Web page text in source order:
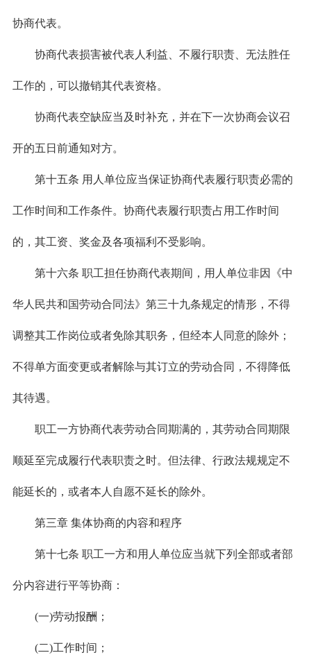
协商代表。
协商代表损害被代表人利益、不履行职责、无法胜任
工作的，可以撤销其代表资格。
协商代表空缺应当及时补充，并在下一次协商会议召
开的五日前通知对方。
第十五条 用人单位应当保证协商代表履行职责必需的
工作时间和工作条件。协商代表履行职责占用工作时间
的，其工资、奖金及各项福利不受影响。
第十六条 职工担任协商代表期间，用人单位非因《中
华人民共和国劳动合同法》第三十九条规定的情形，不得
调整其工作岗位或者免除其职务，但经本人同意的除外；
不得单方面变更或者解除与其订立的劳动合同，不得降低
其待遇。
职工一方协商代表劳动合同期满的，其劳动合同期限
顺延至完成履行代表职责之时。但法律、行政法规规定不
能延长的，或者本人自愿不延长的除外。
第三章 集体协商的内容和程序
第十七条 职工一方和用人单位应当就下列全部或者部
分内容进行平等协商：
(一)劳动报酬；
(二)工作时间；